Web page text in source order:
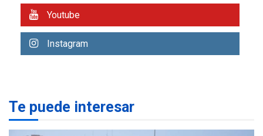
2
atípica fuera de Bogotá
diálogo en Venezuela
POLÍTICA
TITULARES
Youtube
Instagram
Te puede interesar